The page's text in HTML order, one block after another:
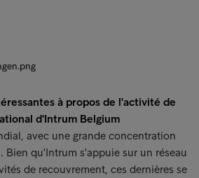
à propos de l'activité de
d'Intrum Belgium
avec une grande concentration
Bien qu'Intrum s'appuie sur un réseau
de recouvrement, ces dernières se